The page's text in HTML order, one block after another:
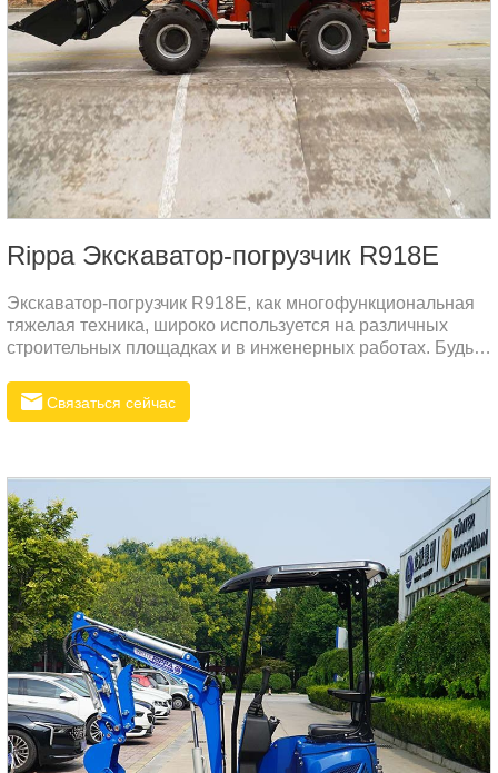
Rippa Экскаватор-погрузчик R918E
Экскаватор-погрузчик R918E, как многофункциональная
тяжелая техника, широко используется на различных
строительных площадках и в инженерных работах. Будь
строительство, реконструкция сельскохозяйственных
угодий или строительство водохозяйственных объектов,
эксплуатационными потребностями благодаря своим
мощным функциям и гибкости.
Связаться сейчас